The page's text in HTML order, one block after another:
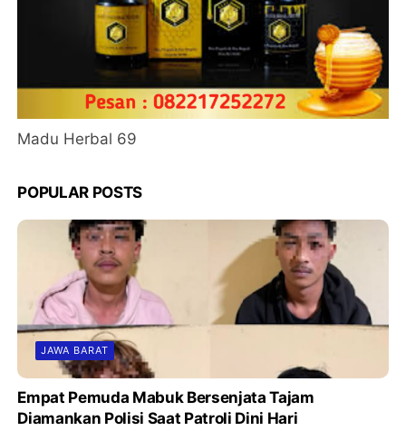
Madu Herbal 69
POPULAR POSTS
JAWA BARAT
Empat Pemuda Mabuk Bersenjata Tajam
Diamankan Polisi Saat Patroli Dini Hari